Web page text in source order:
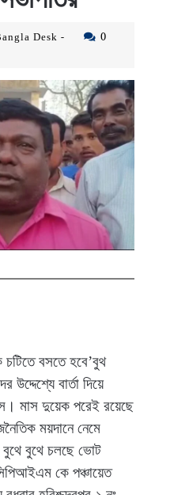
Desk -
-
0
বসতে হবে’বুথ
উদ্দেশ্যে বার্তা দিয়ে
মাস দুয়েক পরেই রয়েছে
ময়দানে নেমে
বুথে চলছে ভোট
কে পঞ্চায়েত